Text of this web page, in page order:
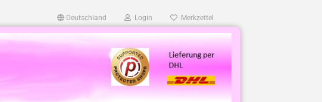
Deutschland Login Merkzettel